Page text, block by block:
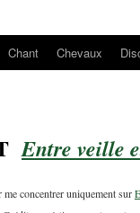
Chant Chevaux
Entre veille
concentrer uniquement sur